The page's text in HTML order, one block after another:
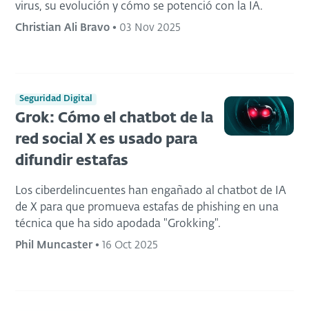
virus, su evolución y cómo se potenció con la IA.
Christian Ali Bravo • 03 Nov 2025
Seguridad Digital
Grok: Cómo el chatbot de la
red social X es usado para
difundir estafas
Los ciberdelincuentes han engañado al chatbot de IA
de X para que promueva estafas de phishing en una
técnica que ha sido apodada "Grokking".
Phil Muncaster• 16 Oct 2025